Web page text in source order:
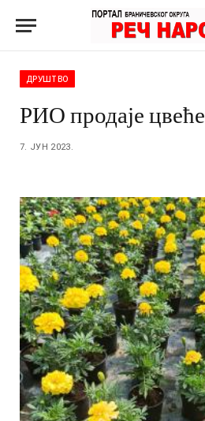
ДРУШТВО
РИО продаје цвеће
7. ЈУН 2023.